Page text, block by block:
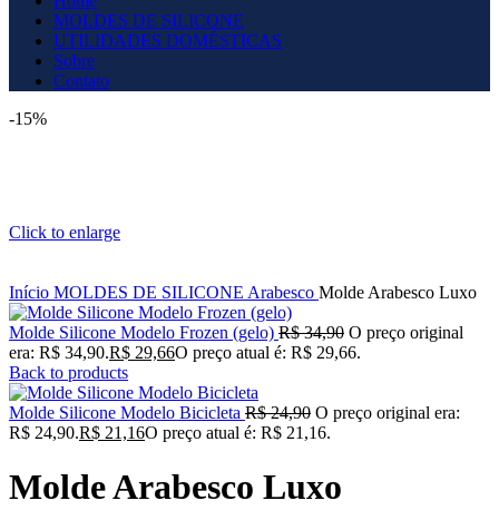
MOLDES DE SILICONE
UTILIDADES DOMÉSTICAS
Sobre
Contato
-15%
Click to enlarge
Início MOLDES DE SILICONE Arabesco Molde Arabesco Luxo
Molde Silicone Modelo Frozen (gelo) R$34,90 O preço original
era: R$ 34,90.R$ 29,66O preço atual é: R$ 29,66.
Back to products
Molde Silicone Modelo Bicicleta R$24,90 O preço original era:
R$ 24,90.R$ 21,16O preço atual é: R$ 21,16.
Molde Arabesco Luxo